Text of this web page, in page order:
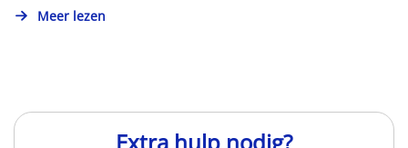
Meer lezen
Extra hulp nodig?